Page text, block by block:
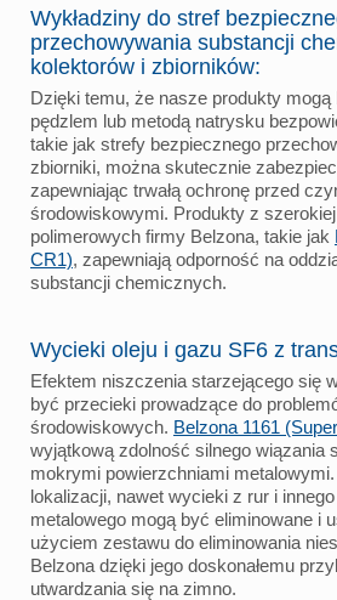
Wykładziny do stref
przechowywania substancji
kolektorów i zbiorników:
Dzięki temu, że nasze produkty mogą
pędzlem lub metodą natrysku
takie jak strefy bezpiecznego
zbiorniki, można skutecznie
zapewniając trwałą ochronę przed
środowiskowymi. Produkty z szerokiej
polimerowych firmy Belzona, takie jak
CR1), zapewniają odporność na
substancji chemicznych.
Wycieki oleju i gazu SF6 z
Efektem niszczenia starzejącego się
być przecieki prowadzące do
środowiskowych. Belzona 1161
wyjątkową zdolność silnego wiązania
mokrymi powierzchniami
lokalizacji, nawet wycieki z rur i
metalowego mogą być eliminowane i
użyciem zestawu do eliminowania
Belzona dzięki jego doskonałemu
utwardzania się na zimno.